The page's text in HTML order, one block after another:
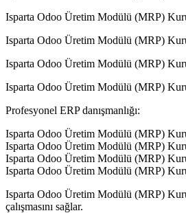
Isparta Odoo Üretim Modülü (MRP)
Isparta Odoo Üretim Modülü (MRP)
Isparta Odoo Üretim Modülü (MRP)
Isparta Odoo Üretim Modülü (MRP)
Profesyonel ERP danışmanlığı:
Isparta Odoo Üretim Modülü (MRP)
Isparta Odoo Üretim Modülü (MRP)
Isparta Odoo Üretim Modülü (MRP)
Isparta Odoo Üretim Modülü (MRP)
Isparta Odoo Üretim Modülü (MRP)
çalışmasını sağlar.